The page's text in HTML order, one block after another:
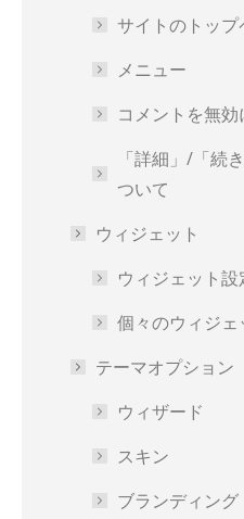
サイトのトッ
メニュー
コメントを無効
「詳細」/「続
ついて
ウィジェット
ウィジェット設
個々のウィジェ
テーマオプション
ウィザード
スキン
ブランディング